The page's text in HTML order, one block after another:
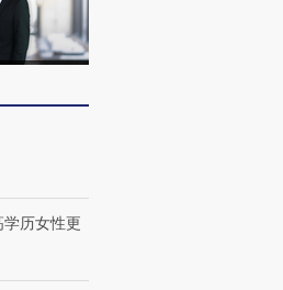
的印
视线｜“入侵”还是“人道危
历女性更